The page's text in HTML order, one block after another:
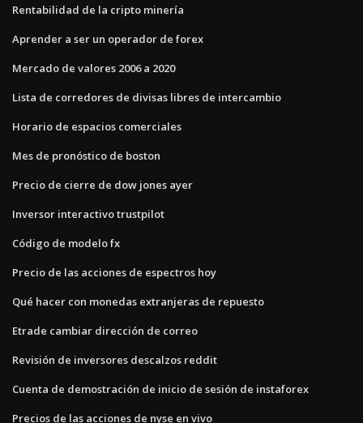
Rentabilidad de la cripto minería
Aprender a ser un operador de forex
Mercado de valores 2006 a 2020
Lista de corredores de divisas libres de intercambio
Horario de espacios comerciales
Mes de pronóstico de boston
Precio de cierre de dow jones ayer
Inversor interactivo trustpilot
Código de modelo fx
Precio de las acciones de espectros hoy
Qué hacer con monedas extranjeras de repuesto
Etrade cambiar dirección de correo
Revisión de inversores descalzos reddit
Cuenta de demostración de inicio de sesión de instaforex
Precios de las acciones de nyse en vivo